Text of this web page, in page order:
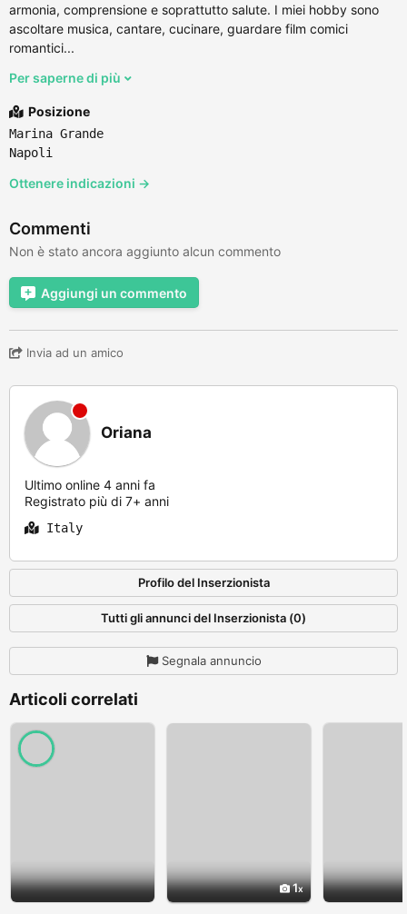
armonia, comprensione e soprattutto salute. I miei hobby sono
ascoltare musica, cantare, cucinare, guardare film comici
romantici...
Per saperne di più
Posizione
Marina Grande
Napoli
Ottenere indicazioni →
Commenti
Non è stato ancora aggiunto alcun commento
Aggiungi un commento
Invia ad un amico
Oriana
Ultimo online 4 anni fa
Registrato più di 7+ anni
Italy
Profilo del Inserzionista
Tutti gli annunci del Inserzionista (0)
Segnala annuncio
Articoli correlati
1